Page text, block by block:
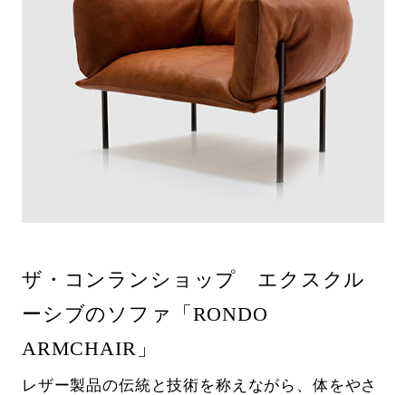
ザ・コンランショップ エクスクル
ーシブのソファ「RONDO
ARMCHAIR」
レザー製品の伝統と技術を称えながら、体をやさ